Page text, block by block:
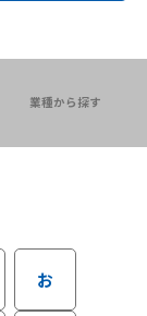
業種から探す
お